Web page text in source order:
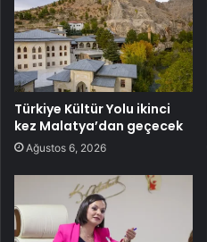
Türkiye Kültür Yolu ikinci
kez Malatya’dan geçecek
Ağustos 6, 2026